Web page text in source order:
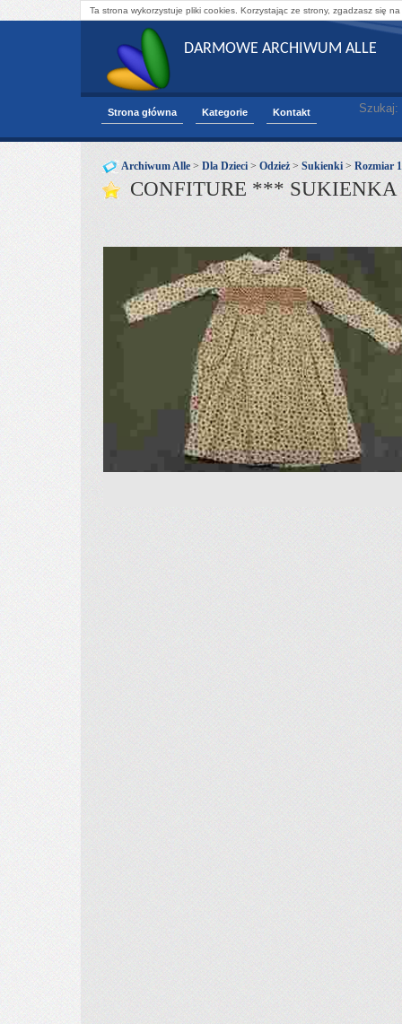
Ta strona wykorzystuje pliki cookies. Korzystając ze strony, zgadzasz się
DARMOWE ARCHIWUM ALLE
Strona główna Kategorie Kontakt Szukaj:
Archiwum Alle > Dla Dzieci > Odzież > Sukienki> Rozmiar
CONFITURE ***